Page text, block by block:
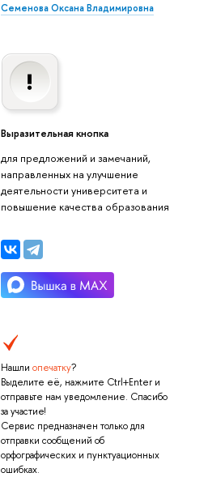
Семенова Оксана Владимировна
Выразительная кнопка
для предложений и замечаний,
направленных на улучшение
деятельности университета и
повышение качества образования
Нашли опечатку?
Выделите её, нажмите Ctrl+Enter и
отправьте нам уведомление. Спасибо
за участие!
Сервис предназначен только для
отправки сообщений об
орфографических и пунктуационных
ошибках.